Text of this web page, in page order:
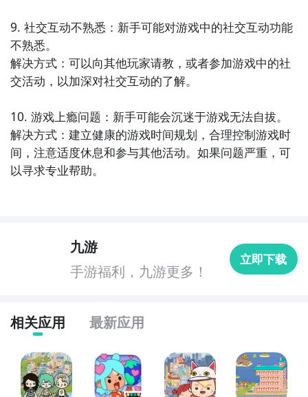
里，各位玩家是否都已经掌握好以上三种技巧了呢，随
时随地关注托卡世界乐园世界什么时候开测，什么时候
开放下载，什么时候公测等信息，还有一个办法就是留
意九游托卡世界乐园世界专区的每日更新，欢迎大家积
9. 社交互动不熟悉：新手可能对游戏中的社交互动功能
不熟悉。
解决方式：可以向其他玩家请教，或者参加游戏中的社
交活动，以加深对社交互动的了解。
10. 游戏上瘾问题：新手可能会沉迷于游戏无法自拔。
解决方式：建立健康的游戏时间规划，合理控制游戏时
间，注意适度休息和参与其他活动。如果问题严重，可
以寻求专业帮助。
九游
手游福利，九游更多！
立即下载
相关应用 最新应用